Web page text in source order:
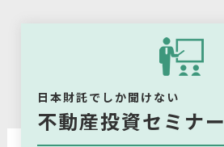
日本財託でしか聞けない
不動産投資セミナー